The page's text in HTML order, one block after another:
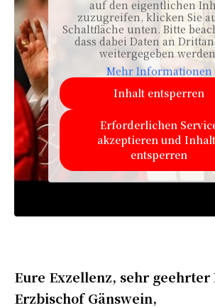
auf den eigentlichen
zuzugreifen, klicken Sie
Schaltfläche unten. Bitte
dass dabei Daten an
weitergegeben
Mehr Informationen
Inhalt entsperren
Erforderlichen
akzeptieren und
entsperren
Eure Exzellenz, sehr geehrter
Erzbischof Gänswein,